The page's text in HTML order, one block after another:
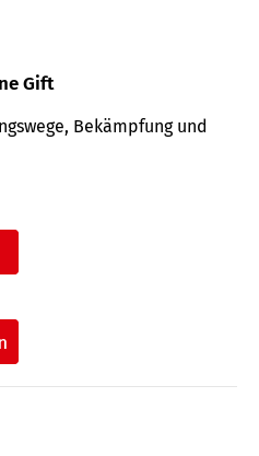
Gift
Bekämpfung und